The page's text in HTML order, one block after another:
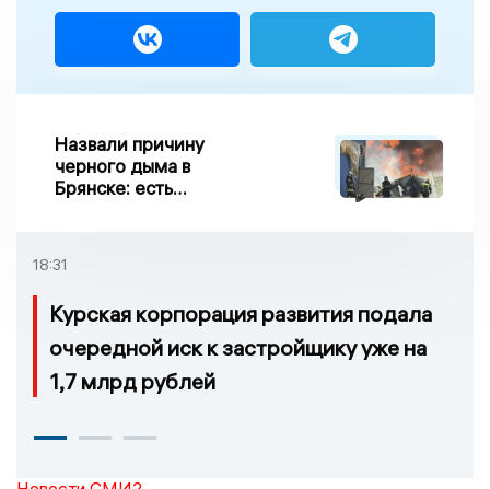
Назвали причину
черного дыма в
Брянске: есть
18:31
Курская корпорация развития подала
очередной иск к застройщику уже на
1,7 млрд рублей